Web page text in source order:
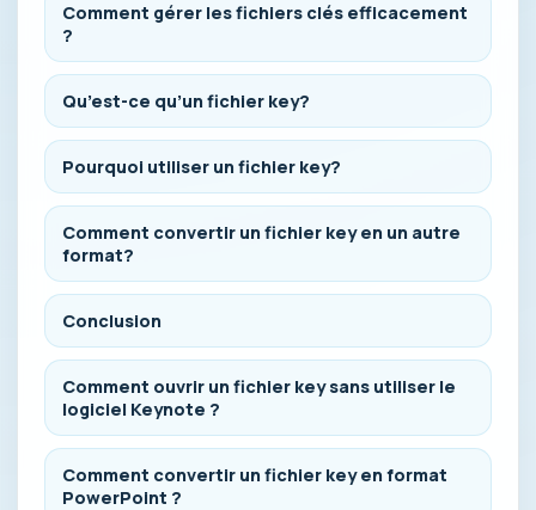
Comment gérer les fichiers clés efficacement
?
Qu’est-ce qu’un fichier key?
Pourquoi utiliser un fichier key?
Comment convertir un fichier key en un autre
format?
Conclusion
Comment ouvrir un fichier key sans utiliser le
logiciel Keynote ?
Comment convertir un fichier key en format
PowerPoint ?